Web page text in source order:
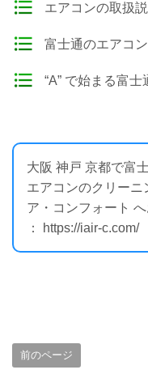
エアコンの取扱
富士通のエアコ
“A” で始まる富
大阪 神戸 京都で富
エアコンのクリーニ
ア・コンフォート
： https://iair-c.com/
前のページ